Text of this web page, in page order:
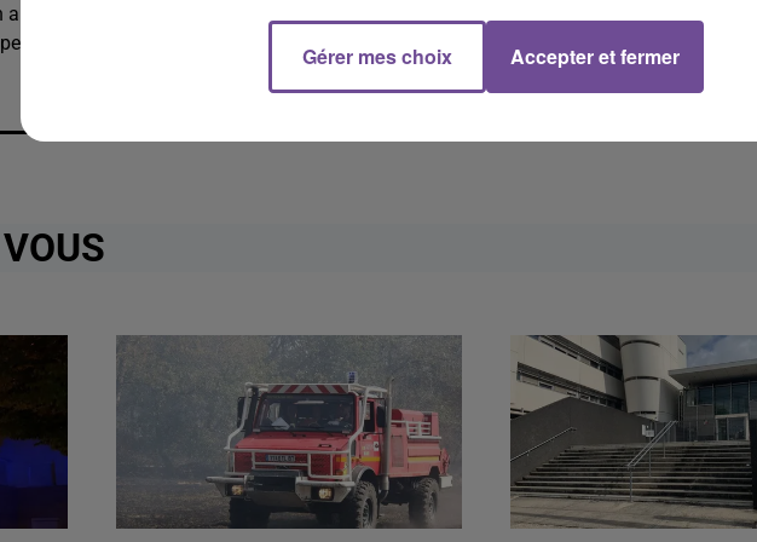
appelle à la responsabilité et à la solidarité de tous pour rester vigilants mais aussi
les plus vulnérables de leur entourage. Vous pouvez compter sur moi"
Gérer mes choix Accepter et fermer